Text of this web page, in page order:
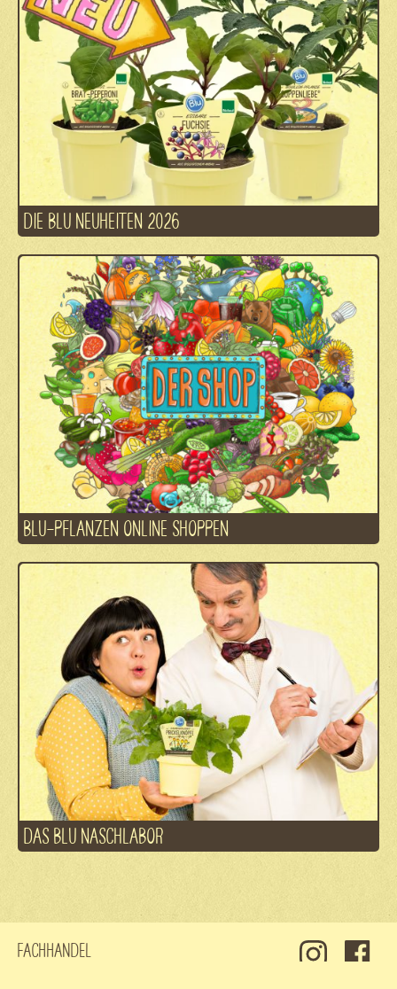
DIE BLU NEUHEITEN 2026
BLU-PFLANZEN ONLINE SHOPPEN
DAS BLU NASCHLABOR
Fachhandel